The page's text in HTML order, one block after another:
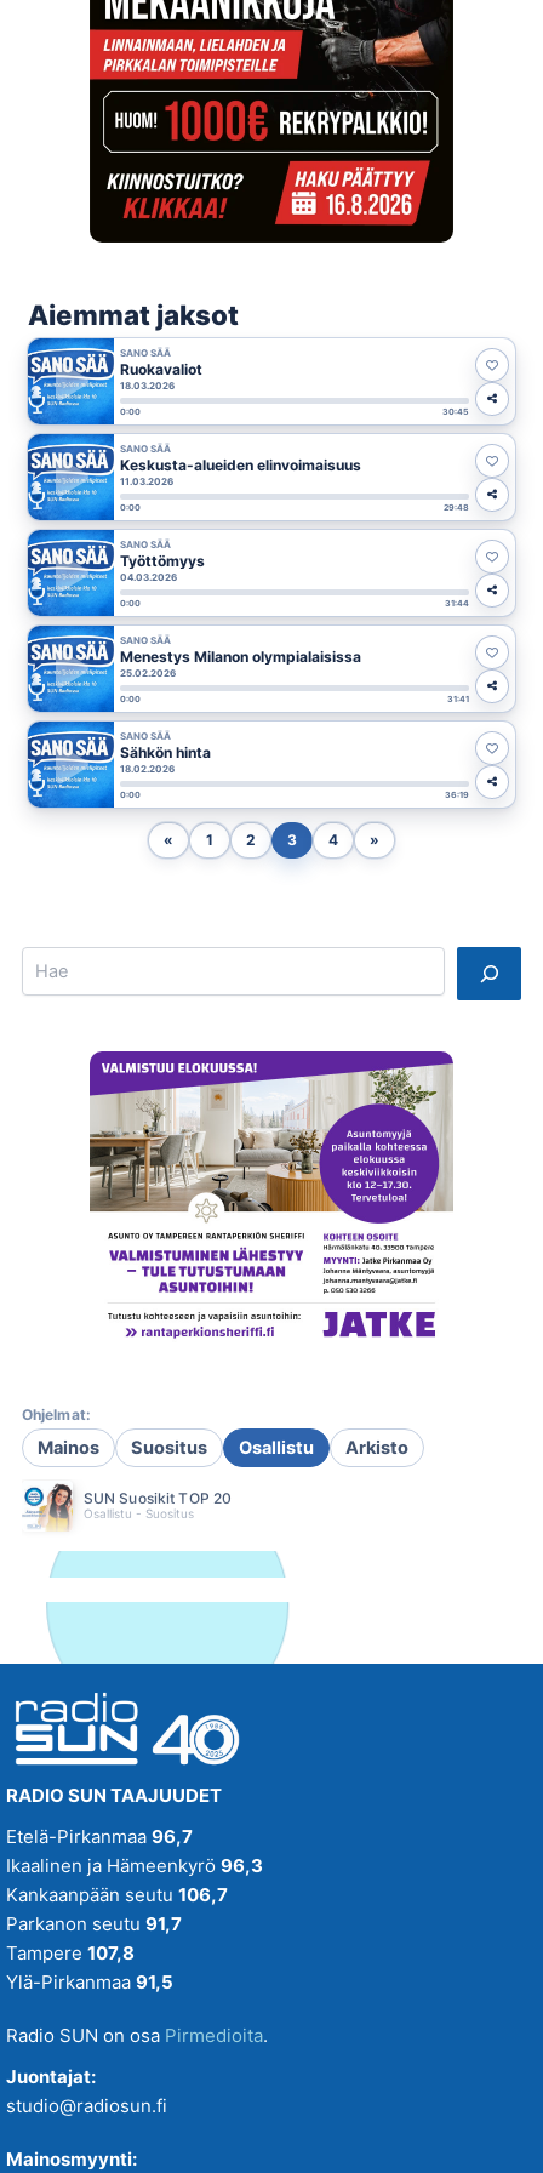
Aiemmat jaksot
SANO SÄÄ
Ruokavaliot
18.03.2026
0:00 30:45
SANO SÄÄ
Keskusta-alueiden elinvoimaisuus
11.03.2026
0:00 29:48
SANO SÄÄ
Työttömyys
04.03.2026
0:00 31:44
SANO SÄÄ
Menestys Milanon olympialaisissa
25.02.2026
0:00 31:41
SANO SÄÄ
Sähkön hinta
18.02.2026
0:00 36:19
« 1 2 3 4 »
Ohjelmat:
Mainos Suositus Osallistu Arkisto
SUN Suosikit TOP 20
Osallistu - Suositus
RADIO SUN TAAJUUDET
Etelä-Pirkanmaa 96,7
Ikaalinen ja Hämeenkyrö 96,3
Kankaanpään seutu 106,7
Parkanon seutu 91,7
Tampere 107,8
Ylä-Pirkanmaa 91,5
Radio SUN on osa Pirmedioita.
Juontajat:
studio@radiosun.fi
Mainosmyynti: